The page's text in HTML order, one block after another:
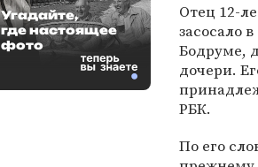
Отец 12-
засосало
Бодруме,
дочери.
РБК.
По его
Угадайте,
где настоящее
фото